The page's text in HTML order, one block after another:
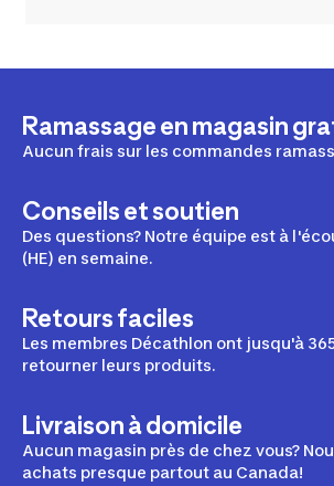
Ramassage en magasin
Aucun frais sur les commandes
Conseils et soutien
Des questions? Notre équipe est à
(HE) en semaine.
Retours faciles
Les membres Décathlon ont jusqu'à
retourner leurs produits.
Livraison à domicile
Aucun magasin près de chez vous?
achats presque partout au Canada!